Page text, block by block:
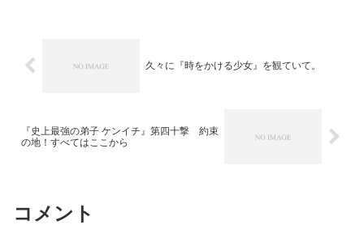
久々に『時をかける少女』を観ていて。
『史上最強の弟子 ケンイチ』第四十撃 約束
の地！すべてはここから
コメント